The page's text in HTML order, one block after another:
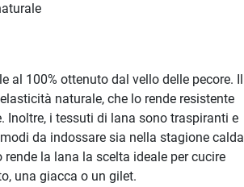
al 100% ottenuto dal vello delle pecore. Il
naturale, che lo rende resistente
Inoltre, i tessuti di lana sono traspiranti e
da indossare sia nella stagione calda
la lana la scelta ideale per cucire
una giacca o un gilet.